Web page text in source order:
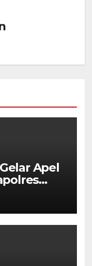
Apel
Musim